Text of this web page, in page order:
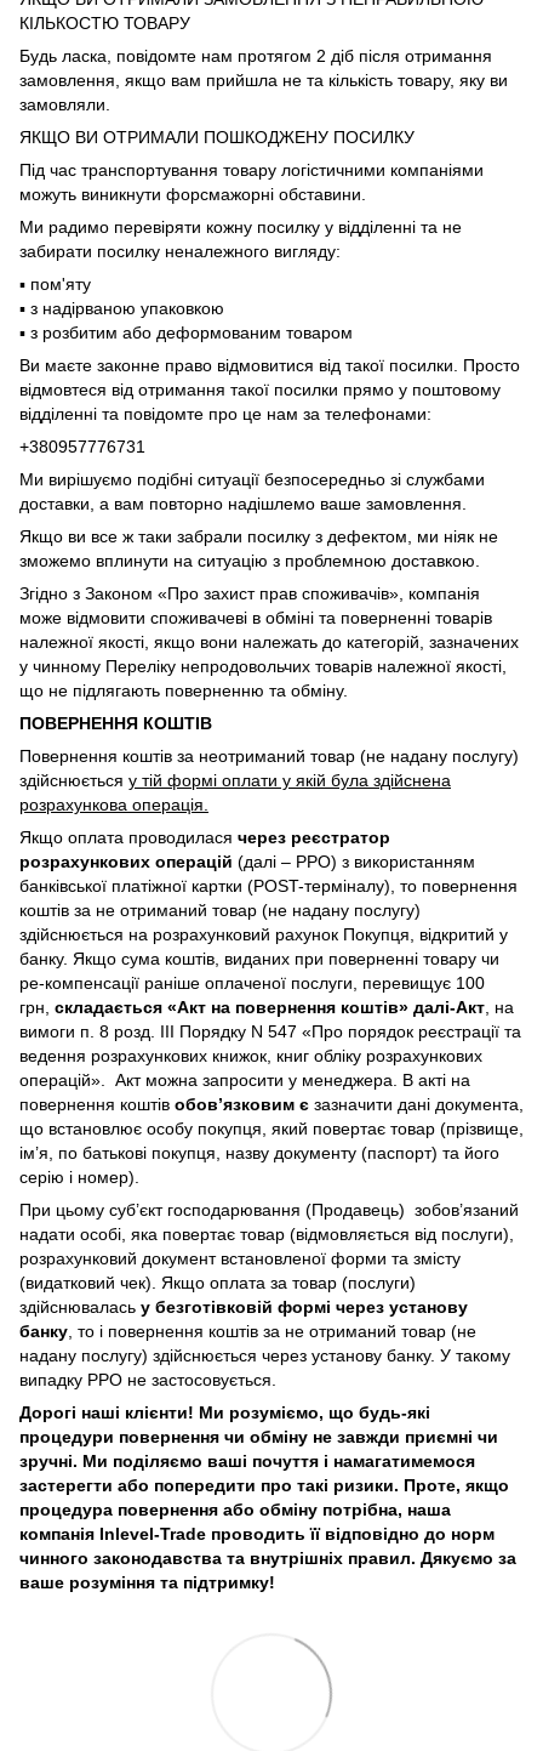
КІЛЬКОСТЮ ТОВАРУ
Будь ласка, повідомте нам протягом 2 діб після отримання
замовлення, якщо вам прийшла не та кількість товару, яку ви
замовляли.
ЯКЩО ВИ ОТРИМАЛИ ПОШКОДЖЕНУ ПОСИЛКУ
Під час транспортування товару логістичними компаніями
можуть виникнути форсмажорні обставини.
Ми радимо перевіряти кожну посилку у відділенні та не
забирати посилку неналежного вигляду:
▪️ пом'яту
▪️ з надірваною упаковкою
▪️ з розбитим або деформованим товаром
Ви маєте законне право відмовитися від такої посилки. Просто
відмовтеся від отримання такої посилки прямо у поштовому
відділенні та повідомте про це нам за телефонами:
+380957776731
Ми вирішуємо подібні ситуації безпосередньо зі службами
доставки, а вам повторно надішлемо ваше замовлення.
Якщо ви все ж таки забрали посилку з дефектом, ми ніяк не
зможемо вплинути на ситуацію з проблемною доставкою.
Згідно з Законом «Про захист прав споживачів», компанія
може відмовити споживачеві в обміні та поверненні товарів
належної якості, якщо вони належать до категорій, зазначених
у чинному Переліку непродовольчих товарів належної якості,
що не підлягають поверненню та обміну.
ПОВЕРНЕННЯ КОШТІВ
Повернення коштів за неотриманий товар (не надану послугу)
здійснюється у тій формі оплати у якій була здійснена
розрахункова операція.
Якщо оплата проводилася через реєстратор
розрахункових операцій (далі – РРО) з використанням
банківської платіжної картки (POST-терміналу), то повернення
коштів за не отриманий товар (не надану послугу)
здійснюється на розрахунковий рахунок Покупця, відкритий у
банку. Якщо сума коштів, виданих при поверненні товару чи
ре-компенсації раніше оплаченої послуги, перевищує 100
грн, складається «Акт на повернення коштів» далі-Акт, на
вимоги п. 8 розд. III Порядку N 547 «Про порядок реєстрації та
ведення розрахункових книжок, книг обліку розрахункових
операцій». Акт можна запросити у менеджера. В акті на
повернення коштів обов’язковим є зазначити дані документа,
що встановлює особу покупця, який повертає товар (прізвище,
ім’я, по батькові покупця, назву документу (паспорт) та його
серію і номер).
При цьому суб’єкт господарювання (Продавець) зобов’язаний
надати особі, яка повертає товар (відмовляється від послуги),
розрахунковий документ встановленої форми та змісту
(видатковий чек). Якщо оплата за товар (послуги)
здійснювалась у безготівковій формі через установу
банку, то і повернення коштів за не отриманий товар (не
надану послугу) здійснюється через установу банку. У такому
випадку РРО не застосовується.
Дорогі наші клієнти! Ми розуміємо, що будь-які
процедури повернення чи обміну не завжди приємні чи
зручні. Ми поділяємо ваші почуття і намагатимемося
застерегти або попередити про такі ризики. Проте, якщо
процедура повернення або обміну потрібна, наша
компанія Inlevel-Trade проводить її відповідно до норм
чинного законодавства та внутрішніх правил. Дякуємо за
ваше розуміння та підтримку!